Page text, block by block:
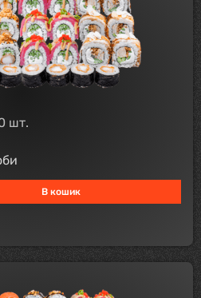
шт.
В кошик